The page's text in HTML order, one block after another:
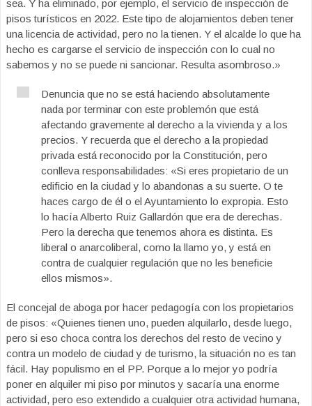
sea. Y ha eliminado, por ejemplo, el servicio de inspección de
pisos turísticos en 2022. Este tipo de alojamientos deben tener
una licencia de actividad, pero no la tienen. Y el alcalde lo que ha
hecho es cargarse el servicio de inspección con lo cual no
sabemos y no se puede ni sancionar. Resulta asombroso.»
Denuncia que no se está haciendo absolutamente
nada por terminar con este problemón que está
afectando gravemente al derecho a la vivienda y a los
precios. Y recuerda que el derecho a la propiedad
privada está reconocido por la Constitución, pero
conlleva responsabilidades: «Si eres propietario de un
edificio en la ciudad y lo abandonas a su suerte. O te
haces cargo de él o el Ayuntamiento lo expropia. Esto
lo hacía Alberto Ruiz Gallardón que era de derechas.
Pero la derecha que tenemos ahora es distinta. Es
liberal o anarcoliberal, como la llamo yo, y está en
contra de cualquier regulación que no les beneficie
ellos mismos».
El concejal de aboga por hacer pedagogía con los propietarios
de pisos: «Quienes tienen uno, pueden alquilarlo, desde luego,
pero si eso choca contra los derechos del resto de vecino y
contra un modelo de ciudad y de turismo, la situación no es tan
fácil. Hay populismo en el PP. Porque a lo mejor yo podría
poner en alquiler mi piso por minutos y sacaría una enorme
actividad, pero eso extendido a cualquier otra actividad humana,